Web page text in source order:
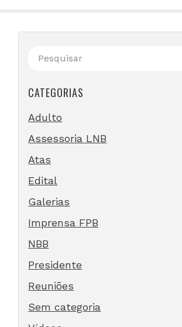
CATEGORIAS
Adulto
Assessoria LNB
Atas
Edital
Galerias
Imprensa FPB
NBB
Presidente
Reuniões
Sem categoria